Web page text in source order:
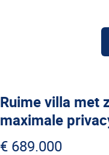
Ruime villa met
maximale
€ 689.000